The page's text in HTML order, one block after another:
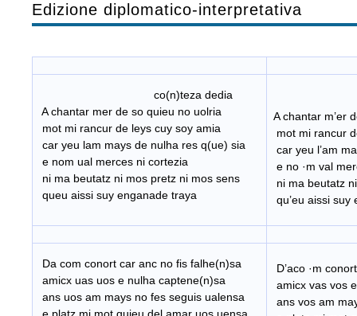
Edizione diplomatico-interpretativa
co(n)teza dedia
A chantar mer de so quieu no uolria
mot mi rancur de leys cuy soy amia
car yeu lam mays de nulha res q(ue) sia
e nom ual merces ni cortezia
ni ma beutatz ni mos pretz ni mos sens
queu aissi suy enganade traya
A chantar m’er
mot mi rancur
car yeu l’am
e no ·m val
ni ma beutatz
qu’eu aissi suy
Da com conort car anc no fis falhe(n)sa
amicx uas uos e nulha captene(n)sa
ans uos am mays no fes seguis ualensa
D’aco ·m
amicx vas vos
ans vos am